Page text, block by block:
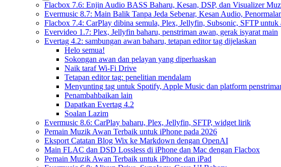
Flacbox 7.6: Enjin Audio BASS Baharu, Kesan, DSP, dan Visualizer
Evermusic 8.7: Main Balik Tanpa Jeda Sebenar, Kesan Audio,
Flacbox 7.4: CarPlay dibina semula, Plex, Jellyfin, Subsonic, SFTP
Evervideo 1.7: Plex, Jellyfin baharu, penstriman awan, gerak isyarat main
Evertag 4.2: sambungan awan baharu, tetapan editor tag dijelaskan
Helo semua!
Sokongan awan dan pelayan yang diperluaskan
Naik taraf Wi-Fi Drive
Tetapan editor tag: penelitian mendalam
Menyunting tag untuk Spotify, Apple Music dan platform
Penambahbaikan lain
Dapatkan Evertag 4.2
Soalan Lazim
Evermusic 8.6: CarPlay baharu, Plex, Jellyfin, SFTP, widget lirik
Pemain Muzik Awan Terbaik untuk iPhone pada 2026
Eksport Catatan Blog Wix ke Markdown dengan OpenAI
Main FLAC dan DSD Lossless di iPhone dan Mac dengan Flacbox
Pemain Muzik Awan Terbaik untuk iPhone dan iPad